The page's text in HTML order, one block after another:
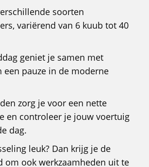
soorten
variërend van 6 kuub tot 40
geniet je samen met
een pauze in de moderne
zorg je voor een nette
en controleer je jouw voertuig
dag.
leuk? Dan krijg je de
om ook werkzaamheden uit te